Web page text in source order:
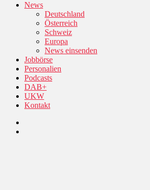
News
Deutschland
Österreich
Schweiz
Europa
News einsenden
Jobbörse
Personalien
Podcasts
DAB+
UKW
Kontakt